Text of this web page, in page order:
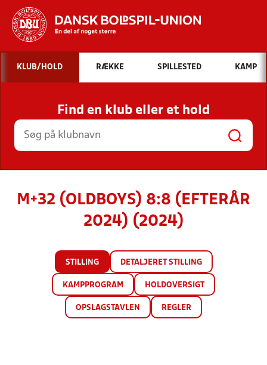
Hvad vil du søge efter?
INDHOLD OG NYHEDER
STILLINGER, RESULTATER, KLUBBER OG
HOLD
KLUB/HOLD RÆKKE SPILLESTED KAMP
Find en klub eller et hold
M+32 (OLDBOYS) 8:8 (EFTERÅR
2024) (2024)
STILLING DETALJERET STILLING
KAMPPROGRAM HOLDOVERSIGT
OPSLAGSTAVLEN REGLER